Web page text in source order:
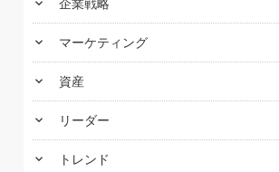
keyboard_arrow_down 企業戦略
keyboard_arrow_down マーケティング
keyboard_arrow_down 資産
keyboard_arrow_down リーダー
keyboard_arrow_down トレンド